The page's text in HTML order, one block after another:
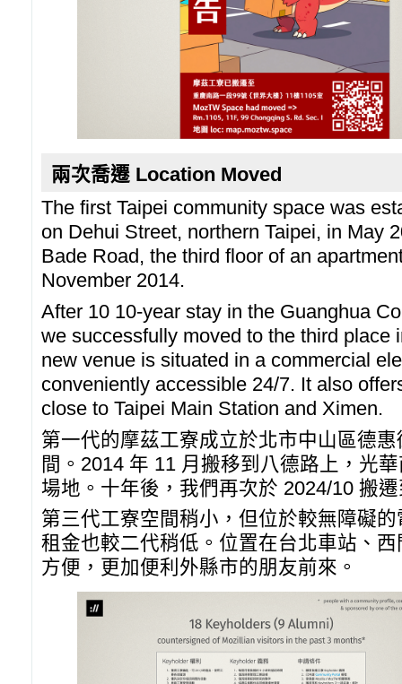
兩次喬遷 Location Moved
The first Taipei community space was
on Dehui Street, northern Taipei, in May
Bade Road, the third floor of an
November 2014.
After 10 10-year stay in the Guanghua
we successfully moved to the third place
new venue is situated in a commercial
conveniently accessible 24/7. It also
close to Taipei Main Station and Ximen.
第一代的摩茲工寮成立於北市中山區德
間。2014 年 11 月搬移到八德路上，光
場地。十年後，我們再次於 2024/10 搬
第三代工寮空間稍小，但位於較無障礙
租金也較二代稍低。位置在台北車站、
方便，更加便利外縣市的朋友前來。